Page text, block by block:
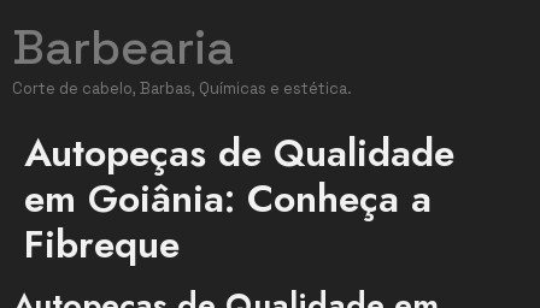
Barbearia
Corte de cabelo, Barbas, Químicas e estética.
Autopeças de Qualidade
em Goiânia: Conheça a
Fibreque